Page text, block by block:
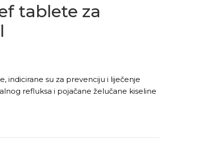
tablete za
indicirane su za prevenciju i liječenje
refluksa i pojačane želučane kiseline